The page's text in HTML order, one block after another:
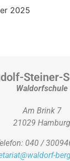
2025
Steiner-
Waldorfschule
Am Brink 7
21029 Hamburg
040 /